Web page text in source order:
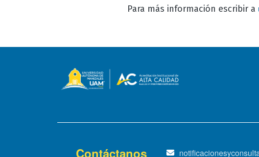
Para más información escribir a
Contáctanos